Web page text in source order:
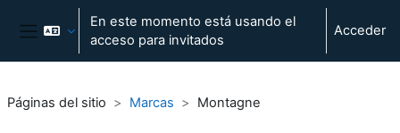
Salta al contenido principal
Panel lateral
En este momento está usando el
acceso para invitados
Acceder
Páginas del sitio Marcas Montagne